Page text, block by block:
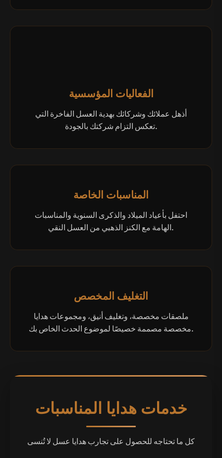
الفعاليات المؤسسية
أذهل عملائك وشركائك بهدية العسل الفاخرة التي
تعكس التزام شركتك بالجودة.
المناسبات الخاصة
احتفل بأعياد الميلاد والذكرى السنوية والمناسبات
الهامة مع الكنز الذهبي من العسل النقي.
التغليف المخصص
ملصقات مخصصة، وتغليف أنيق، ومجموعات هدايا
مخصصة مصممة خصيصًا لموضوع الحدث الخاص بك.
خدمات هدايا المناسبات
كل ما تحتاجه للحصول على تجارب هدايا عسل لا تُنسى